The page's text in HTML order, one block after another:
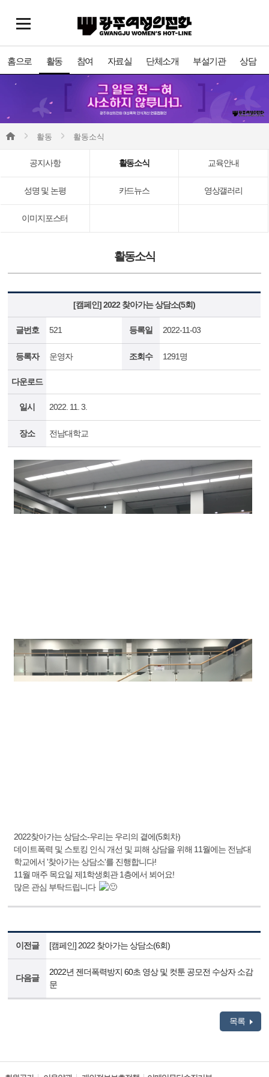
홈으로 활동 참여 자료실 단체소개 부설기관 상담
활동 활동소식
공지사항 활동소식 교육안내
성명 및 논평 카드뉴스 영상갤러리
이미지포스터
활동소식
[캠페인] 2022 찾아가는 상담소(5회)
글번호 521 등록일 2022-11-03
등록자 운영자 조회수 1291명
다운로드
일시 2022. 11. 3.
장소 전남대학교
2022찾아가는 상담소-우리는 우리의 곁에(5회차)
데이트폭력 및 스토킹 인식 개선 및 피해 상담을 위해 11월에는 전남대
학교에서 '찾아가는 상담소'를 진행합니다!
11월 매주 목요일 제1학생회관 1층에서 뵈어요!
많은 관심 부탁드립니다
이전글 [캠페인] 2022 찾아가는 상담소(6회)
다음글
2022년 젠더폭력방지 60초 영상 및 컷툰 공모전 수상자 소감
문
목록